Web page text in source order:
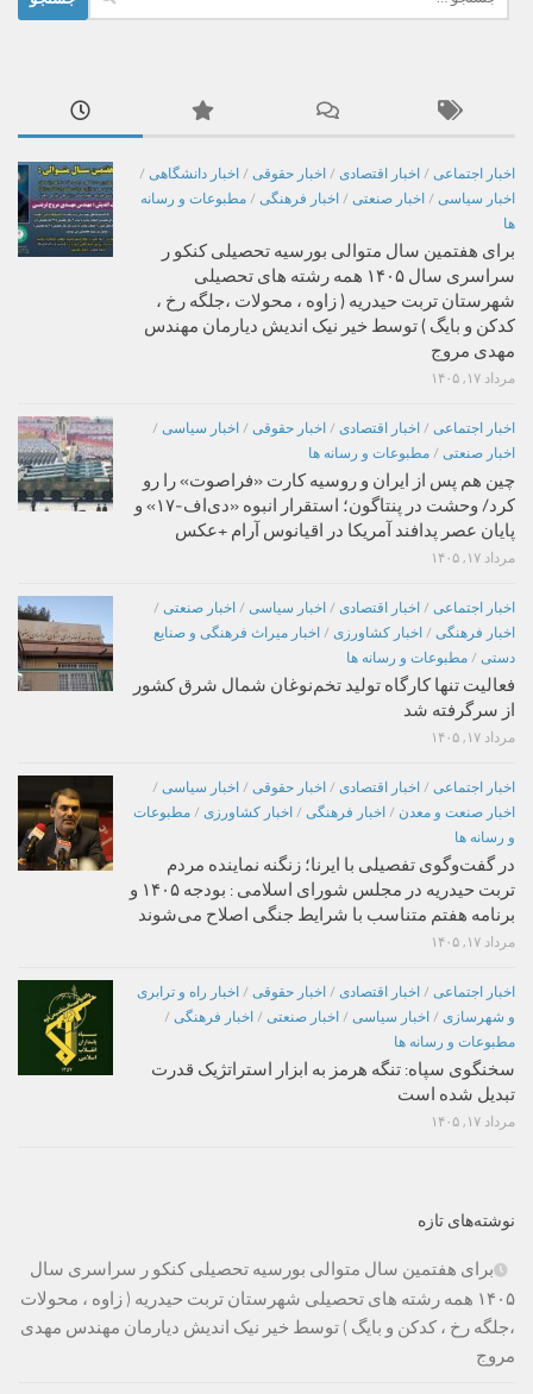
برای:
اخبار اجتماعی / اخبار اقتصادی / اخبار حقوقی / اخبار دانشگاهی /
اخبار سیاسی / اخبار صنعتی / اخبار فرهنگی / مطبوعات و رسانه
ها
برای هفتمین سال متوالی بورسیه تحصیلی کنکو ر
سراسری سال ۱۴۰۵ همه رشته های تحصیلی
شهرستان تربت حیدریه ( زاوه ، محولات ،جلگه رخ ،
کدکن و بایگ ) توسط خیر نیک اندیش دیارمان مهندس
مهدی مروج
مرداد ۱۷, ۱۴۰۵
اخبار اجتماعی / اخبار اقتصادی / اخبار حقوقی / اخبار سیاسی /
اخبار صنعتی / مطبوعات و رسانه ها
چین هم پس از ایران و روسیه کارت «فراصوت» را رو
کرد/ وحشت در پنتاگون؛ استقرار انبوه «دی‌اف‑۱۷» و
پایان عصر پدافند آمریکا در اقیانوس آرام +عکس
مرداد ۱۷, ۱۴۰۵
اخبار اجتماعی / اخبار اقتصادی / اخبار سیاسی / اخبار صنعتی /
اخبار فرهنگی / اخبار کشاورزی / اخبار میراث فرهنگی و صنایع
دستی / مطبوعات و رسانه ها
فعالیت تنها کارگاه تولید تخم‌نوغان شمال شرق کشور
از سرگرفته شد
مرداد ۱۷, ۱۴۰۵
اخبار اجتماعی / اخبار اقتصادی / اخبار حقوقی / اخبار سیاسی /
اخبار صنعت و معدن / اخبار فرهنگی / اخبار کشاورزی / مطبوعات
و رسانه ها
در گفت‌وگوی تفصیلی با ایرنا؛ زنگنه نماینده مردم
تربت حیدریه در مجلس شورای اسلامی : بودجه ۱۴۰۵ و
برنامه هفتم متناسب با شرایط جنگی اصلاح می‌شوند
مرداد ۱۷, ۱۴۰۵
اخبار اجتماعی / اخبار اقتصادی / اخبار حقوقی / اخبار راه و ترابری
و شهرسازی / اخبار سیاسی / اخبار صنعتی / اخبار فرهنگی /
مطبوعات و رسانه ها
سخنگوی سپاه: تنگه هرمز به ابزار استراتژیک قدرت
تبدیل شده است
مرداد ۱۷, ۱۴۰۵
نوشته‌های تازه
برای هفتمین سال متوالی بورسیه تحصیلی کنکو ر سراسری سال
۱۴۰۵ همه رشته های تحصیلی شهرستان تربت حیدریه ( زاوه ، محولات
،جلگه رخ ، کدکن و بایگ ) توسط خیر نیک اندیش دیارمان مهندس مهدی
مروج